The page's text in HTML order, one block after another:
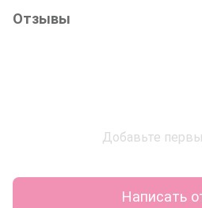
Отзывы
Добавьте
Написать